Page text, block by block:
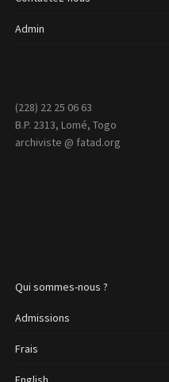
Admin
(228) 22 25 06 63
B.P. 2313, Lomé, Togo
archiviste @ fatad.org
Qui sommes-nous ?
Admissions
Frais